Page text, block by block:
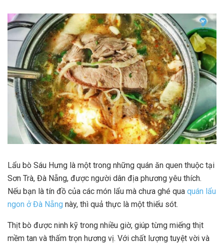
Lẩu bò Sáu Hưng là một trong những quán ăn quen thuộc tại
Sơn Trà, Đà Nẵng, được người dân địa phương yêu thích.
Nếu bạn là tín đồ của các món lẩu mà chưa ghé qua quán lẩu
ngon ở Đà Nẵng này, thì quả thực là một thiếu sót.
Thịt bò được ninh kỹ trong nhiều giờ, giúp từng miếng thịt
mềm tan và thấm trọn hương vị. Với chất lượng tuyệt vời và